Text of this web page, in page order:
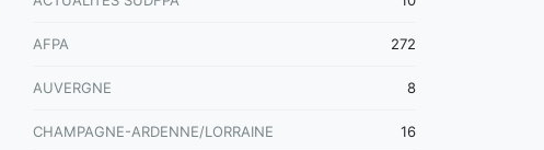
AFPA 272
AUVERGNE 8
CHAMPAGNE-ARDENNE/LORRAINE 16